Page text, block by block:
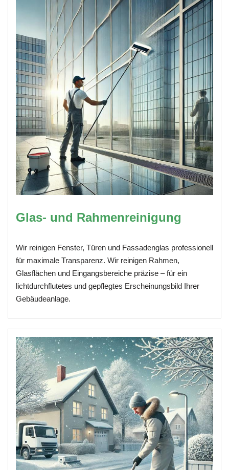
Glas- und Rahmenreinigung
Wir reinigen Fenster, Türen und Fassadenglas professionell
für maximale Transparenz. Wir reinigen Rahmen,
Glasflächen und Eingangsbereiche präzise – für ein
lichtdurchflutetes und gepflegtes Erscheinungsbild Ihrer
Gebäudeanlage.